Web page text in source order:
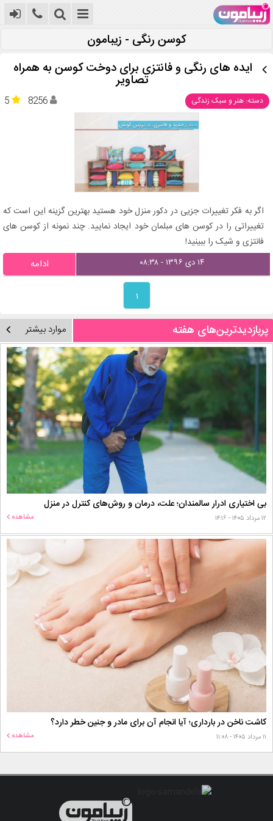
کوسن رنگی - زیبامون
ایده هاى رنگى و فانتزى براى دوخت كوسن به همراه
تصاویر
دسته: هنر و سبک زندگی 5 8256
اگر به فکر تغییرات جزیی در دکور منزل خود هستید بهترین گزینه این است که
تغییراتی را در کوسن های مبلمان خود ایجاد نمایید. چند نمونه از کوسن های
فانتزی و شیک را ببینید!
۱۴ دی ۱۳۹۶ - ۰۸:۳۸ ادامه
۱
پربازدیدترین‌های هفته موارد بیشتر
بی اختیاری ادرار سالمندان؛ علت، درمان و روش‌های کنترل در منزل
۱۲ مرداد ۱۴۰۵ - ۱۴:۱۶ مشاهده
کاشت ناخن در بارداری؛ آیا انجام آن برای مادر و جنین خطر دارد؟
۱۱ مرداد ۱۴۰۵ - ۱۱:۰۸ مشاهده